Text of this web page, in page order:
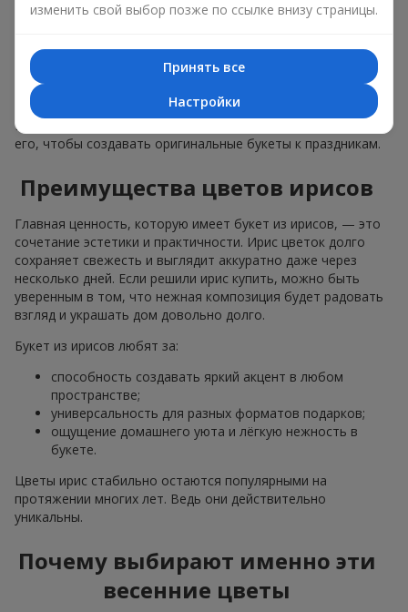
Внимание ценителей цветов букет из ирисов привлекает
гармонии. Он эффектно выделяется среди других растений
и прекрасно вписывается в подарочный комплект как сам
по себе, так и в комбинации с другими цветами. Именно
поэтому ирис давно стал любимым растением флористов.
И мы, в цветочном сервисе
его, чтобы создавать оригинальные букеты к праздникам.
Преимущества цветов ирисов
Главная ценность, которую имеет букет из ирисов, — это
сочетание эстетики и практичности. Ирис цветок долго
сохраняет свежесть и выглядит аккуратно даже через
несколько дней. Если решили ирис купить, можно быть
уверенным в том, что нежная композиция будет радовать
взгляд и украшать дом довольно долго.
Букет из ирисов любят за:
способность создавать яркий акцент в любом
пространстве;
универсальность для разных форматов подарков;
ощущение домашнего уюта и лёгкую нежность в
букете.
Цветы ирис стабильно остаются популярными на
протяжении многих лет. Ведь они действительно
уникальны.
Почему выбирают именно эти
весенние цветы
изменить свой выбор позже по ссылке внизу страницы.
Принять все
Настройки